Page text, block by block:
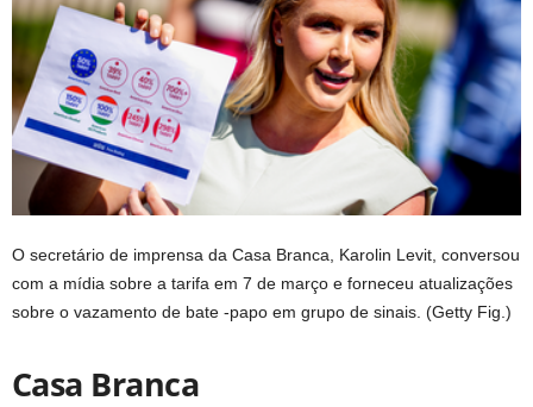
O secretário de imprensa da Casa Branca, Karolin Levit, conversou
com a mídia sobre a tarifa em 7 de março e forneceu atualizações
sobre o vazamento de bate -papo em grupo de sinais. (Getty Fig.)
Casa Branca